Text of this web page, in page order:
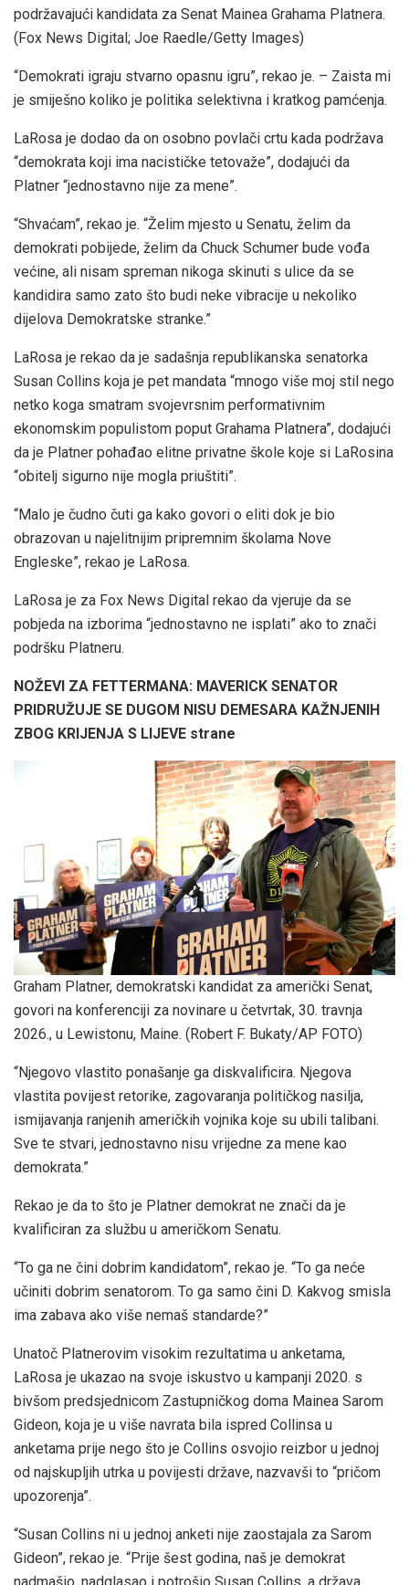
podržavajući kandidata za Senat Mainea Grahama Platnera.
(Fox News Digital; Joe Raedle/Getty Images)
“Demokrati igraju stvarno opasnu igru”, rekao je. – Zaista mi
je smiješno koliko je politika selektivna i kratkog pamćenja.
LaRosa je dodao da on osobno povlači crtu kada podržava
“demokrata koji ima nacističke tetovaže”, dodajući da
Platner “jednostavno nije za mene”.
“Shvaćam”, rekao je. “Želim mjesto u Senatu, želim da
demokrati pobijede, želim da Chuck Schumer bude vođa
većine, ali nisam spreman nikoga skinuti s ulice da se
kandidira samo zato što budi neke vibracije u nekoliko
dijelova Demokratske stranke.”
LaRosa je rekao da je sadašnja republikanska senatorka
Susan Collins koja je pet mandata “mnogo više moj stil nego
netko koga smatram svojevrsnim performativnim
ekonomskim populistom poput Grahama Platnera”, dodajući
da je Platner pohađao elitne privatne škole koje si LaRosina
“obitelj sigurno nije mogla priuštiti”.
“Malo je čudno čuti ga kako govori o eliti dok je bio
obrazovan u najelitnijim pripremnim školama Nove
Engleske”, rekao je LaRosa.
LaRosa je za Fox News Digital rekao da vjeruje da se
pobjeda na izborima “jednostavno ne isplati” ako to znači
podršku Platneru.
NOŽEVI ZA FETTERMANA: MAVERICK SENATOR
PRIDRUŽUJE SE DUGOM NISU DEMESARA KAŽNJENIH
ZBOG KRIJENJA S LIJEVE strane
Graham Platner, demokratski kandidat za američki Senat,
govori na konferenciji za novinare u četvrtak, 30. travnja
2026., u Lewistonu, Maine. (Robert F. Bukaty/AP FOTO)
“Njegovo vlastito ponašanje ga diskvalificira. Njegova
vlastita povijest retorike, zagovaranja političkog nasilja,
ismijavanja ranjenih američkih vojnika koje su ubili talibani.
Sve te stvari, jednostavno nisu vrijedne za mene kao
demokrata.”
Rekao je da to što je Platner demokrat ne znači da je
kvalificiran za službu u američkom Senatu.
“To ga ne čini dobrim kandidatom”, rekao je. “To ga neće
učiniti dobrim senatorom. To ga samo čini D. Kakvog smisla
ima zabava ako više nemaš standarde?”
Unatoč Platnerovim visokim rezultatima u anketama,
LaRosa je ukazao na svoje iskustvo u kampanji 2020. s
bivšom predsjednicom Zastupničkog doma Mainea Sarom
Gideon, koja je u više navrata bila ispred Collinsa u
anketama prije nego što je Collins osvojio reizbor u jednoj
od najskupljih utrka u povijesti države, nazvavši to “pričom
upozorenja”.
“Susan Collins ni u jednoj anketi nije zaostajala za Sarom
Gideon”, rekao je. “Prije šest godina, naš je demokrat